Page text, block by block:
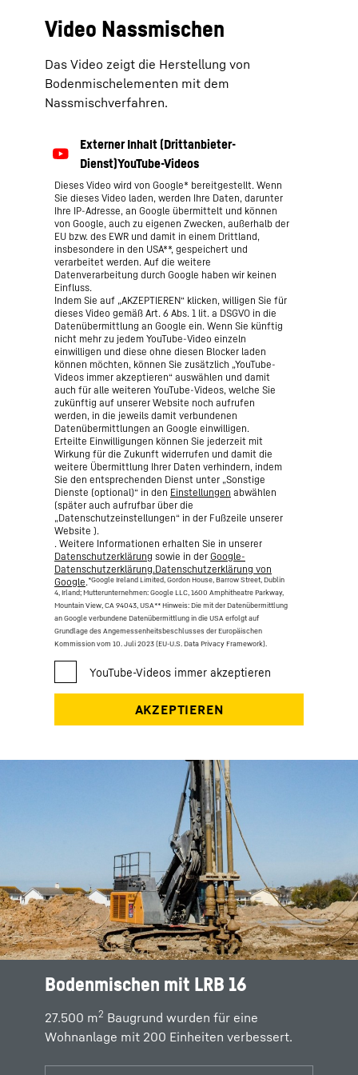
Video Nassmischen
Das Video zeigt die Herstellung von
Bodenmischelementen mit dem
Nassmischverfahren.
Dieses Video wird von Google* bereitgestellt. Wenn
Sie dieses Video laden, werden Ihre Daten, darunter
Ihre IP-Adresse, an Google übermittelt und können
von Google, auch zu eigenen Zwecken, außerhalb der
EU bzw. des EWR und damit in einem Drittland,
insbesondere in den USA**, gespeichert und
verarbeitet werden. Auf die weitere
Datenverarbeitung durch Google haben wir keinen
Einfluss.
Indem Sie auf „AKZEPTIEREN“ klicken, willigen Sie für
dieses Video gemäß Art. 6 Abs. 1 lit. a DSGVO in die
Datenübermittlung an Google ein. Wenn Sie künftig
nicht mehr zu jedem YouTube-Video einzeln
einwilligen und diese ohne diesen Blocker laden
können möchten, können Sie zusätzlich „YouTube-
Videos immer akzeptieren“ auswählen und damit
auch für alle weiteren YouTube-Videos, welche Sie
zukünftig auf unserer Website noch aufrufen
werden, in die jeweils damit verbundenen
Datenübermittlungen an Google einwilligen.
Erteilte Einwilligungen können Sie jederzeit mit
Wirkung für die Zukunft widerrufen und damit die
weitere Übermittlung Ihrer Daten verhindern, indem
Sie den entsprechenden Dienst unter „Sonstige
Dienste (optional)“ in den Einstellungen abwählen
(später auch aufrufbar über die
„Datenschutzeinstellungen“ in der Fußzeile unserer
Website ).
. Weitere Informationen erhalten Sie in unserer
Datenschutzerklärung sowie in der Google-
Datenschutzerklärung.Datenschutzerklärung von
Google.*Google Ireland Limited, Gordon House, Barrow Street, Dublin
4, Irland; Mutterunternehmen: Google LLC, 1600 Amphitheatre Parkway,
Mountain View, CA 94043, USA** Hinweis: Die mit der Datenübermittlung
an Google verbundene Datenübermittlung in die USA erfolgt auf
Grundlage des Angemessenheitsbeschlusses der Europäischen
Kommission vom 10. Juli 2023 (EU-U.S. Data Privacy Framework).
Bodenmischen mit LRB 16
27.500 m2 Baugrund wurden für eine
Wohnanlage mit 200 Einheiten verbessert.